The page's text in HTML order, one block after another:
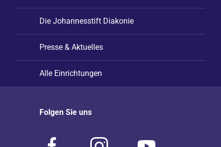
Die Johannesstift Diakonie
Presse & Aktuelles
Alle Einrichtungen
Folgen Sie uns